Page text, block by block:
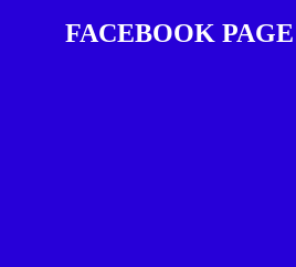
FACEBOOK PAGE